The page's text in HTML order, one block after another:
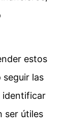
estos
las
identificar
ser útiles